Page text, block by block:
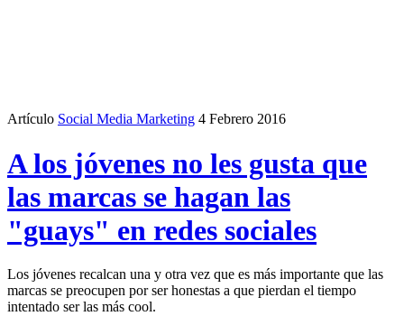
Artículo Social Media Marketing 4 Febrero 2016
A los jóvenes no les gusta que
las marcas se hagan las
"guays" en redes sociales
Los jóvenes recalcan una y otra vez que es más importante que las
marcas se preocupen por ser honestas a que pierdan el tiempo
intentado ser las más cool.